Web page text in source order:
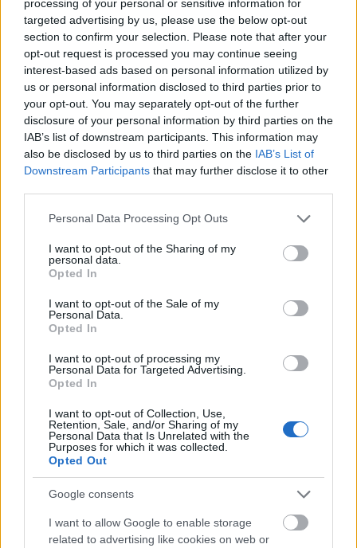
processing of your personal or sensitive information for
targeted advertising by us, please use the below opt-out
section to confirm your selection. Please note that after your
opt-out request is processed you may continue seeing
interest-based ads based on personal information utilized by
us or personal information disclosed to third parties prior to
your opt-out. You may separately opt-out of the further
disclosure of your personal information by third parties on the
IAB’s list of downstream participants. This information may
also be disclosed by us to third parties on the IAB’s List of
Downstream Participants that may further disclose it to other
Please note that this website/app uses one or more Google
not limited to your visit or usage behaviour. You may click to
grant or deny consent to Google and its third-party tags to
use your data for below specified purposes in below Google
consent section.
Personal Data Processing Opt Outs
I want to opt-out of the Sharing of my
personal data.
Opted In
I want to opt-out of the Sale of my
Personal Data.
Opted In
I want to opt-out of processing my
Personal Data for Targeted Advertising.
Opted In
I want to opt-out of Collection, Use,
Retention, Sale, and/or Sharing of my
Personal Data that Is Unrelated with the
Purposes for which it was collected.
Opted Out
Google consents
I want to allow Google to enable storage
related to advertising like cookies on web or
szolgálatok még dolgoznak a papírok eredetiségén?
NE'BASSZA MEG AZ ÉG, DE HOL ÉLÜNK?
OROSZORSZÁGBAN DIVAT ILYESMI, DE EURÓPÁBAN
HOL?
hvg.hu/itthon/20140326_Nepszava_Simonnak_megsi
ncs_afrikai_utleve
Csekkliszt#10
12 éve
Dehogynem, meglesz, majd legyártják a másik 8
sem kerültek elő. És mi tart a toxikológiai
vizsgálatban 1 hétig?
tristen2005
12 éve
@Csekkliszt#10:
Fürge az áldozat:)
Vitéz.László
12 éve
büdös rohat dakota mafia